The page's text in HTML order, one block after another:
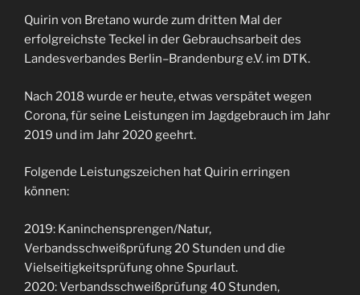
Quirin von Bretano wurde zum dritten Mal der
erfolgreichste Teckel in der Gebrauchsarbeit des
Landesverbandes Berlin–Brandenburg e.V. im DTK.
Nach 2018 wurde er heute, etwas verspätet wegen
Corona, für seine Leistungen im Jagdgebrauch im Jahr
2019 und im Jahr 2020 geehrt.
Folgende Leistungszeichen hat Quirin erringen
können:
2019: Kaninchensprengen/Natur,
Verbandsschweißprüfung 20 Stunden und die
Vielseitigkeitsprüfung ohne Spurlaut.
2020: Verbandsschweißprüfung 40 Stunden,